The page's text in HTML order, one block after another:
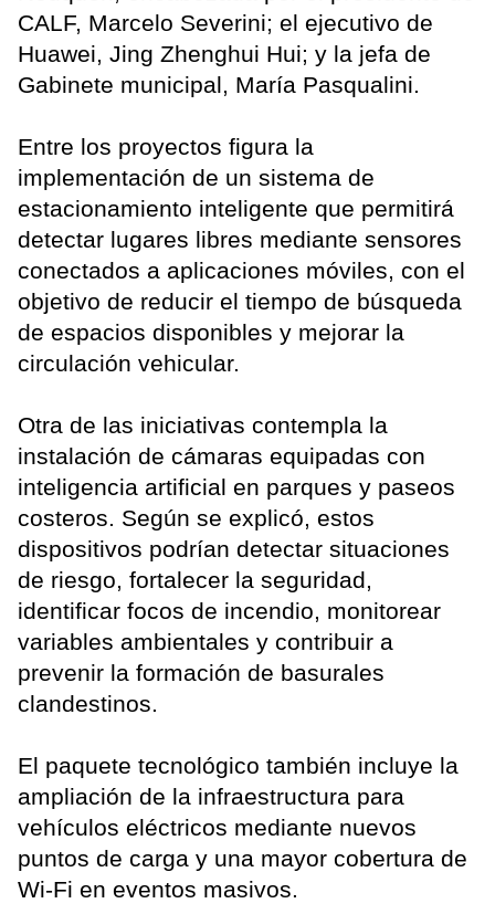
CALF, Marcelo Severini; el ejecutivo de
Huawei, Jing Zhenghui Hui; y la jefa de
Gabinete municipal, María Pasqualini.
Entre los proyectos figura la
implementación de un sistema de
estacionamiento inteligente que permitirá
detectar lugares libres mediante sensores
conectados a aplicaciones móviles, con el
objetivo de reducir el tiempo de búsqueda
de espacios disponibles y mejorar la
circulación vehicular.
Otra de las iniciativas contempla la
instalación de cámaras equipadas con
inteligencia artificial en parques y paseos
costeros. Según se explicó, estos
dispositivos podrían detectar situaciones
de riesgo, fortalecer la seguridad,
identificar focos de incendio, monitorear
variables ambientales y contribuir a
prevenir la formación de basurales
clandestinos.
El paquete tecnológico también incluye la
ampliación de la infraestructura para
vehículos eléctricos mediante nuevos
puntos de carga y una mayor cobertura de
Wi-Fi en eventos masivos.